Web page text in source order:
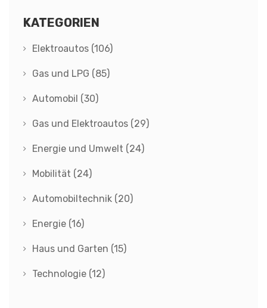
KATEGORIEN
Elektroautos (106)
Gas und LPG (85)
Automobil (30)
Gas und Elektroautos (29)
Energie und Umwelt (24)
Mobilität (24)
Automobiltechnik (20)
Energie (16)
Haus und Garten (15)
Technologie (12)